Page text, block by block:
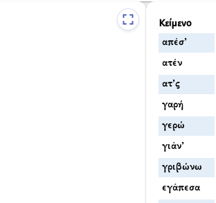
Κείμενο
απέσ’
ατέν
ατ’ς
γαρή
γερώ
γιάν’
γριβώνω
εγάπεσα